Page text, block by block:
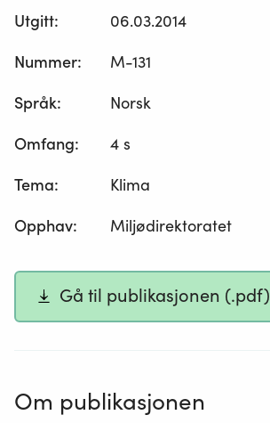
Utgitt:
06.03.2014
Nummer:
M-131
Språk:
Norsk
Omfang:
4 s
Tema:
Klima
Opphav: Miljødirektoratet
Gå til publikasjonen (.pdf)
Om publikasjonen